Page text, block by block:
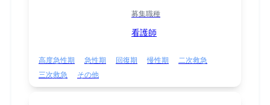
募集職種
看護師
高度急性期 急性期 回復期 慢性期
二次救急
三次救急
その他